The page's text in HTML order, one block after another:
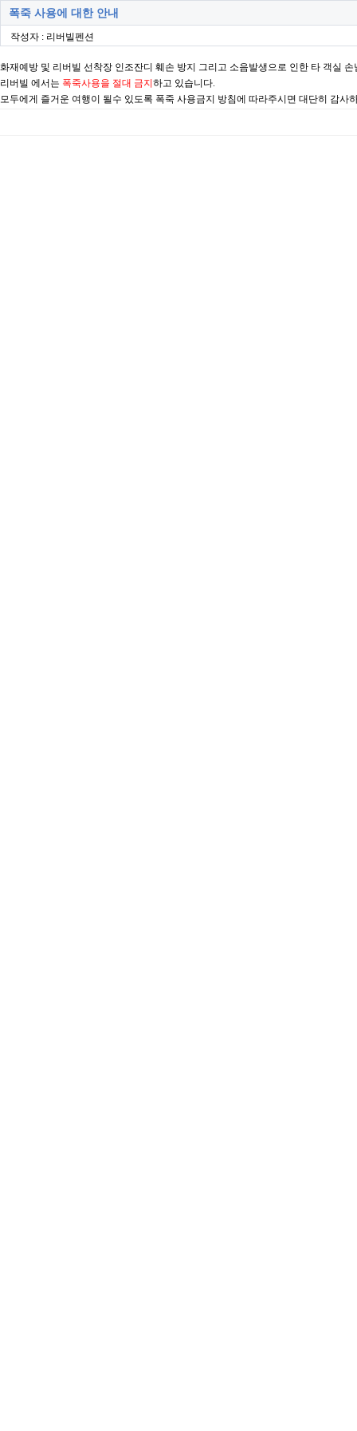
폭죽 사용에 대한 안내
작성자 : 리버빌펜션
화재예방 및 리버빌 선착장 인조잔디 훼손 방지 그리고 소음발생으로 인한 타 객실
리버빌 에서는 폭죽사용을 절대 금지 하고 있습니다.
모두에게 즐거운 여행이 될수 있도록 폭죽 사용금지 방침에 따라주시면 대단히 감사